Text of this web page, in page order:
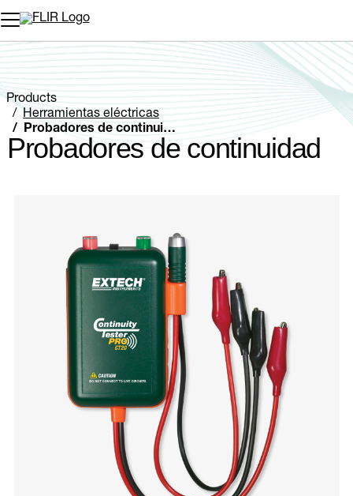
Products
Herramientas eléctricas
Probadores de continuidad
Probadores de continuidad